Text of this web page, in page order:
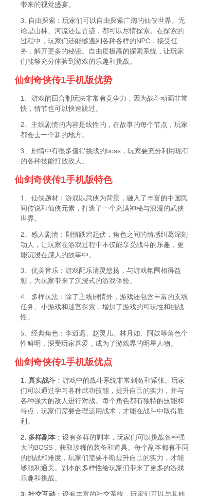
带来的视觉盛宴。
3. 自由探索：玩家们可以自由探索广阔的仙侠世界。无
论是山林、河流还是古迹，都可以尽情探索。在探索的
过程中，玩家们还能够遇到各种各样的NPC，接受任
务，解开更多的秘密。自由度极高的探索系统，让玩家
们能够充分体验到游戏的乐趣和挑战。
仙剑奇侠传1手机版优势
1、游戏的回合制玩法非常有竞争力，因为战斗动画非常
快，情节也可以快速跳过。
2、主线剧情的内容是线性的，在故事的每个节点，玩家
都会去一个新的地方。
3、剧情中有很多值得挑战的boss，玩家要充分利用现有
的各种技能打败敌人。
仙剑奇侠传1手机版特色
1、仙侠题材：游戏以武侠为背景，融入了丰富的中国民
间传说和仙侠元素，打造了一个充满神秘与浪漫的武侠
世界。
2、感人剧情：剧情跌宕起伏，角色之间的情感纠葛深刻
动人，让玩家在游戏过程中不仅能享受战斗的乐趣，更
能沉浸在感人的故事中。
3、优美音乐：游戏配乐清灵悠扬，与游戏氛围相得益
彰，为玩家带来了沉浸式的游戏体验。
4、多样玩法：除了主线剧情外，游戏还包含丰富的支线
任务、小游戏和迷宫探索，增加了游戏的可玩性和挑战
性。
5、经典角色：李逍遥、赵灵儿、林月如、阿奴等角色个
性鲜明，深受玩家喜爱，成为了游戏界的明星人物。
仙剑奇侠传1手机版优点
1. 真实战斗 ：游戏中的战斗系统非常刺激和紧张。玩家
们可以通过学习各种武功技能，提升自己的实力，并与
各种强大的敌人进行对战。每个角色都有独特的技能和
特点，玩家们需要合理运用战术，才能在战斗中取得胜
利。
2. 多样副本 ：设有多样的副本，玩家们可以挑战各种强
大的BOSS，获取珍稀的装备和道具。每个副本都有不同
的挑战和难度，玩家们需要不断提升自己的实力，才能
够顺利通关。副本的多样性给玩家们带来了更多的游戏
乐趣和挑战。
3. 社交互动 ：设有丰富的社交系统，玩家们可以与其他